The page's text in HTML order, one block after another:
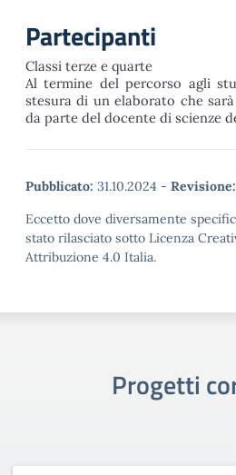
Partecipanti
Classi terze e quarte
Al termine del percorso agli
stesura di un elaborato che
da parte del docente di scienze
Pubblicato: 31.10.2024 - Revisione:
Eccetto dove diversamente
stato rilasciato sotto Licenza
Attribuzione 4.0 Italia.
Progetti